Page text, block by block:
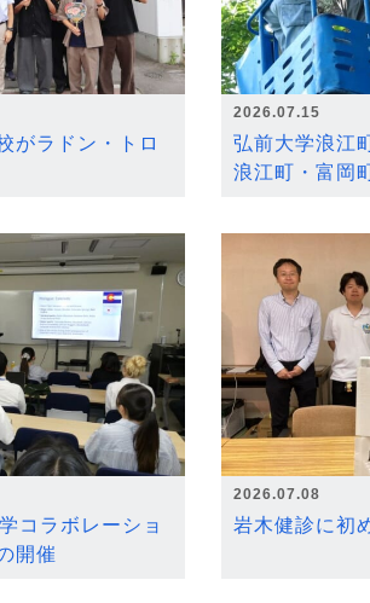
がラドン・トロ
2026.07.15
弘前大学浪江
浪江町・富岡
コラボレーショ
開催
2026.07.08
岩木健診に初